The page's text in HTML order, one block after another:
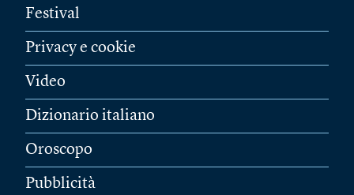
Festival
Privacy e cookie
Video
Dizionario italiano
Oroscopo
Pubblicità